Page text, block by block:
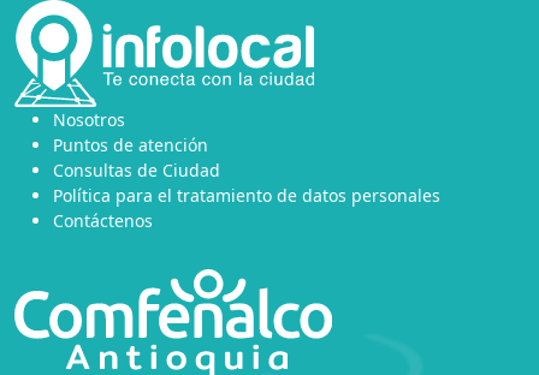
Nosotros
Puntos de atención
Consultas de Ciudad
Política para el tratamiento de datos personales
Contáctenos